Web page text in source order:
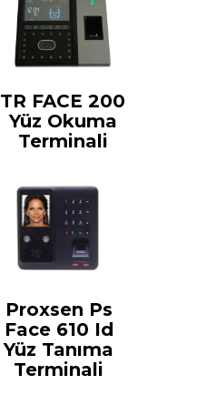
TR FACE 200
Yüz Okuma
Terminali
Proxsen Ps
Face 610 Id
Yüz Tanıma
Terminali